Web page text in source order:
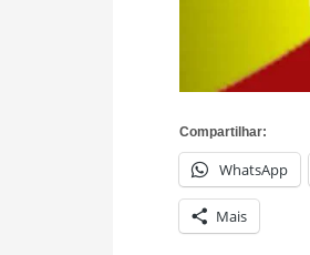
Compartilhar:
WhatsApp
Mais